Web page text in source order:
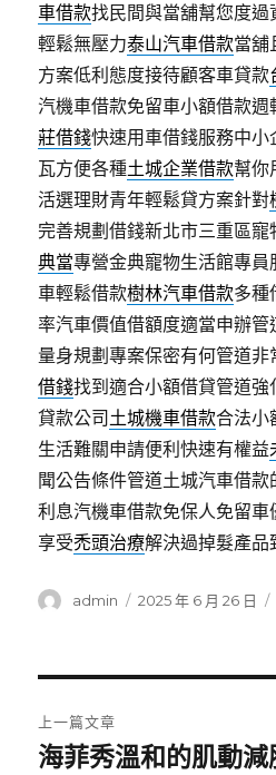
車借款找民間與當舖幫您度
輕鬆無壓力泰山汽車借款當舖
方案低利態度接待顧客車貸款
汽機車借款免留車小額借款
莊借錢快速用車借錢服務中
瓦方便各種土城企業借款幫你
活選理財青年輕鬆貸方案針對
完善規劃借錢新北市三重區寵
典當專營金典寵物生活館專
車輕鬆借款樹林汽車借款多種
率汽車價值借額度適當申辦管
量身規劃專案保密有何管道
借錢找到適合小額借貸管道
貸款公司 土城機車借款合法小
生活難關申請便利快速有權益
聞公告條件管道土城汽車借款
利息汽機車借款免保人免留
享受禿頭治療解決過掉髮產品
作
admin
發
2025 年 6 月 26 日
章
上一篇文章
上
海菲秀溫和的肌動